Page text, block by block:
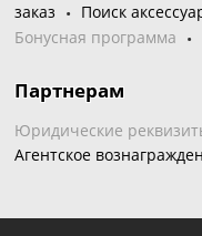
заказ
Поиск
Бонусная программа
Партнерам
Юридические
Агентское